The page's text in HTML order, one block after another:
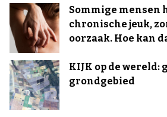
Sommige mensen
chronische jeuk,
oorzaak. Hoe kan
KIJK op de wereld:
grondgebied